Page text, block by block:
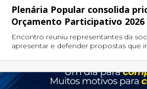
Plenária Popular consolida
Orçamento Participativo
Encontro reuniu representantes da
apresentar e defender propostas que